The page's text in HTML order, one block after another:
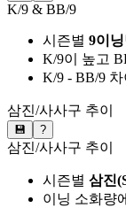
K/9 & BB/9
시즌별 9이
K/9이 높고
K/9 - BB/9
삼진/사사구 추이
💾 ?
삼진/사사구 추이
시즌별 삼진
이닝 소화량